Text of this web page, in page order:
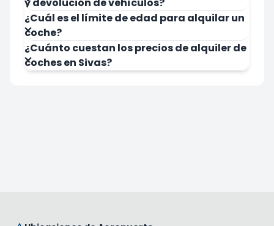
¿Cuál es el límite de edad para alquilar un
coche?
¿Cuánto cuestan los precios de alquiler de
coches en Sivas?